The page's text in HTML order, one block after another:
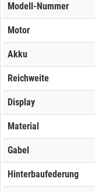
Modell-Nummer
Motor
Akku
Reichweite
Display
Material
Gabel
Hinterbaufederung